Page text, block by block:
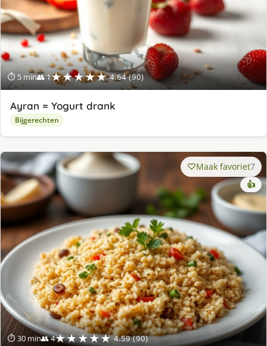
⏱ 5 min👥 1★★★★★ 4.64 (90)
Ayran = Yogurt drank
Bijgerechten
⏱ 30 min👥 4★★★★★ 4.59 (90)
Maak favoriet7
👍